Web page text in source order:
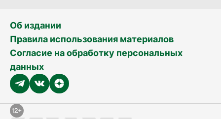
Об издании
Правила использования материалов
Согласие на обработку персональных
данных